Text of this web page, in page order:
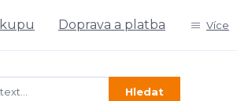
Doprava a platba Více
Hledat